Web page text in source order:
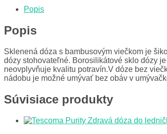
Popis
Popis
Sklenená dóza s bambusovým viečkom je
dózy stohovateľné. Borosilikátové sklo dózy
neovplyvňuje kvalitu potravín.V dóze bez
nádobu je možné umývať bez obáv v
Súvisiace produkty